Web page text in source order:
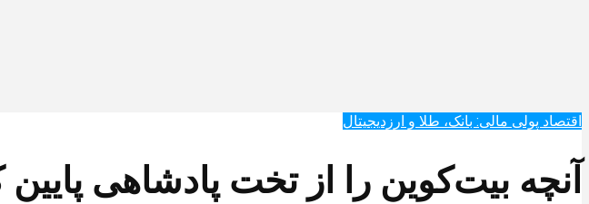
اقتصاد پولی مالی: بانک، طلا و ارزدیجیتال‌
آنچه بیت‌کوین را از تخت پادشاهی